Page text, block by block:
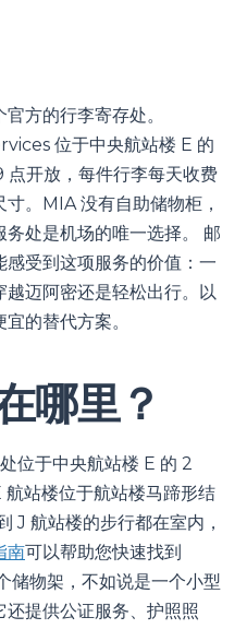
方的行李寄存处。
位于中央航站楼 E 的
点开放，每件行李每天收费
。MIA 没有自助储物柜，
处是机场的唯一选择。 邮
受到这项服务的价值：一
迈阿密还是轻松出行。以
的替代方案。
哪里？
位于中央航站楼 E 的 2
站楼位于航站楼马蹄形结
J 航站楼的步行都在室内，
南可以帮助您快速找到
储物架，不如说是一个小型
提供公证服务、护照照